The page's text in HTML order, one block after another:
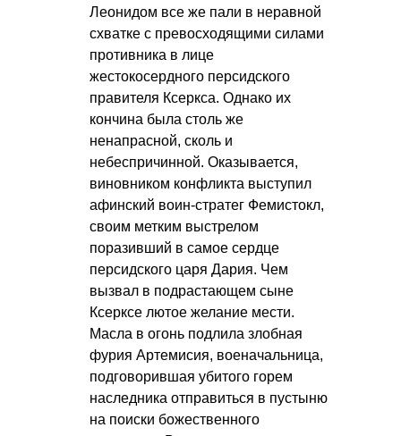
Леонидом все же пали в неравной
схватке с превосходящими силами
противника в лице
жестокосердного персидского
правителя Ксеркса. Однако их
кончина была столь же
ненапрасной, сколь и
небеспричинной. Оказывается,
виновником конфликта выступил
афинский воин-стратег Фемистокл,
своим метким выстрелом
поразивший в самое сердце
персидского царя Дария. Чем
вызвал в подрастающем сыне
Ксерксе лютое желание мести.
Масла в огонь подлила злобная
фурия Артемисия, военачальница,
подговорившая убитого горем
наследника отправиться в пустыню
на поиски божественного